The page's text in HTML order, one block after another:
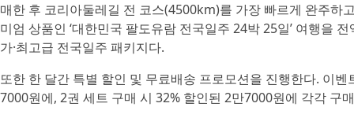
매한 후 코리아둘레길 전 코스(4500km)를 가장 빠르게 완주하
미엄 상품인 ‘대한민국 팔도유람 전국일주 24박 25일’ 여행을
가·최고급 전국일주 패키지다.
또한 한 달간 특별 할인 및 무료배송 프로모션을 진행한다. 이
7000원에, 2권 세트 구매 시 32% 할인된 2만7000원에 각각 구